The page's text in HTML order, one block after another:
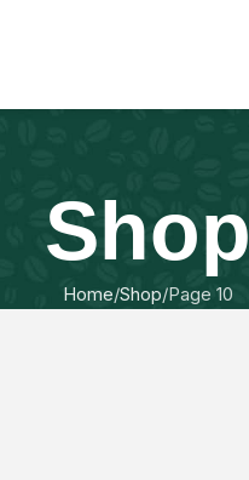
Shop
Home Shop Page 10